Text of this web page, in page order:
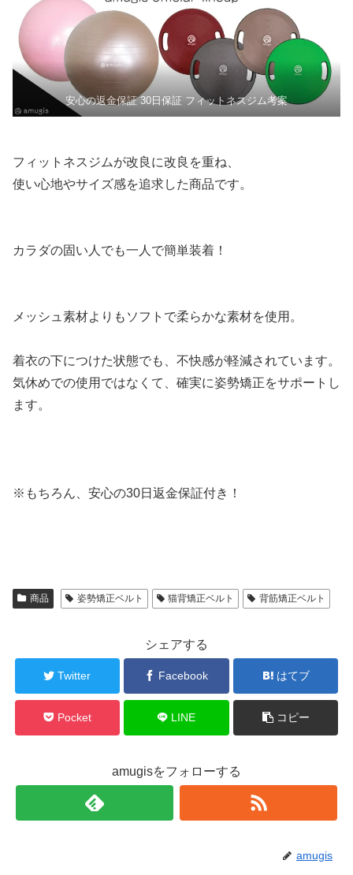
安心の返金保証 30日保証 フィットネスジム考案
フィットネスジムが改良に改良を重ね、
使い心地やサイズ感を追求した商品です。
カラダの固い人でも一人で簡単装着！
メッシュ素材よりもソフトで柔らかな素材を使用。
着衣の下につけた状態でも、不快感が軽減されています。
気休めでの使用ではなくて、確実に姿勢矯正をサポートし
ます。
※もちろん、安心の30日返金保証付き！
商品 姿勢矯正ベルト 猫背矯正ベルト 背筋矯正ベルト
シェアする
Twitter Facebook はてブ
Pocket LINE コピー
amugisをフォローする
amugis